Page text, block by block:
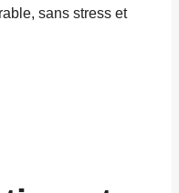
sans stress et